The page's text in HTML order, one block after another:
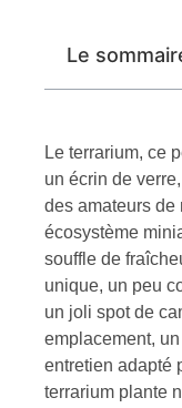
Le
Le terrarium, ce
un écrin de
des amateurs de
écosystème
souffle de
unique, un peu
un joli spot de
emplacement,
entretien adapté
terrarium plante